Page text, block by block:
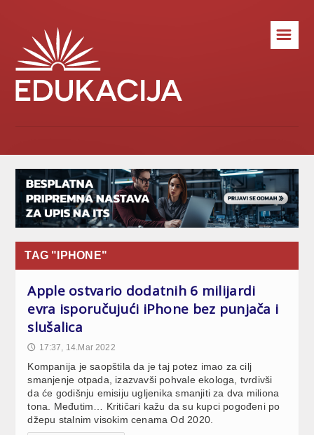
☰
TAG "IPHONE"
Apple ostvario dodatnih 6 milijardi
evra isporučujući iPhone bez punjača i
slušalica
🕔 17:37, 14.Mar 2022
Kompanija je saopštila da je taj potez imao za cilj
smanjenje otpada, izazvavši pohvale ekologa, tvrdivši
da će godišnju emisiju ugljenika smanjiti za dva miliona
tona. Međutim… Kritičari kažu da su kupci pogođeni po
džepu stalnim visokim cenama Od 2020.